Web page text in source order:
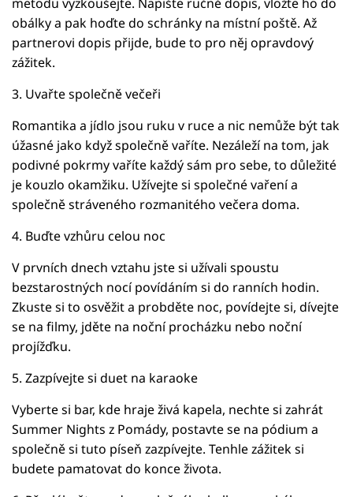
obálky a pak hoďte do schránky na místní poště. Až
partnerovi dopis přijde, bude to pro něj opravdový
zážitek.
3. Uvařte společně večeři
Romantika a jídlo jsou ruku v ruce a nic nemůže být tak
úžasné jako když společně vaříte. Nezáleží na tom, jak
podivné pokrmy vaříte každý sám pro sebe, to důležité
je kouzlo okamžiku. Užívejte si společné vaření a
společně stráveného rozmanitého večera doma.
4. Buďte vzhůru celou noc
V prvních dnech vztahu jste si užívali spoustu
bezstarostných nocí povídáním si do ranních hodin.
Zkuste si to osvěžit a probděte noc, povídejte si, dívejte
se na filmy, jděte na noční procházku nebo noční
projížďku.
5. Zazpívejte si duet na karaoke
Vyberte si bar, kde hraje živá kapela, nechte si zahrát
Summer Nights z Pomády, postavte se na pódium a
společně si tuto píseň zazpívejte. Tenhle zážitek si
budete pamatovat do konce života.